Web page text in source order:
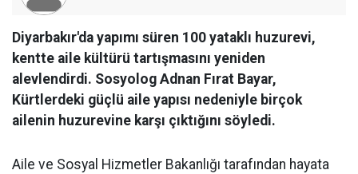
Diyarbakır'da yapımı süren 100 yataklı huzurevi,
kentte aile kültürü tartışmasını yeniden
alevlendirdi. Sosyolog Adnan Fırat Bayar,
Kürtlerdeki güçlü aile yapısı nedeniyle birçok
ailenin huzurevine karşı çıktığını söyledi.
Aile ve Sosyal Hizmetler Bakanlığı tarafından hayata